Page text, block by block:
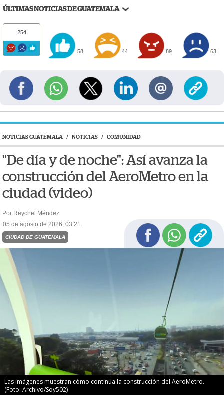
ÚLTIMAS NOTICIAS DE GUATEMALA
254
58 44 89 63
NOTICIAS GUATEMALA / NOTICIAS / COMUNIDAD
"De día y de noche": Así avanza la
construcción del AeroMetro en la
ciudad (video)
Por Reychel Méndez
05 de agosto de 2026, 03:21
CIUDAD DE GUATEMALA
Las imágenes muestran cómo continúa la construcción del AeroMetro.
(Foto: Archivo/Soy502)